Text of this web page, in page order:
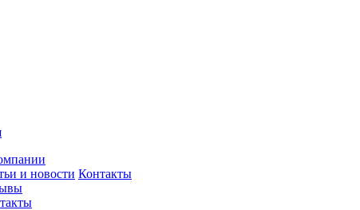
и новости Контакты